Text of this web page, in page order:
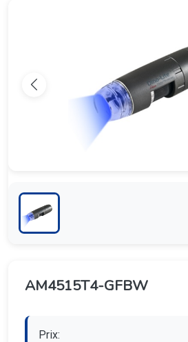
AM4515T4-GFBW
Prix: